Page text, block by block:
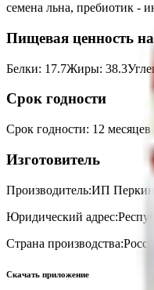
семена льна, пребиотик -
Пищевая ценность
Белки: 17.7Жиры: 38.3
Срок годности
Срок годности: 12 месяцев
Изготовитель
Производитель:ИП
Юридический адрес:
Страна производства:Россия
Скачать приложение